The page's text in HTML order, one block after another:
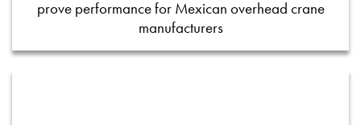
prove performance for Mexican overhead crane
manufacturers